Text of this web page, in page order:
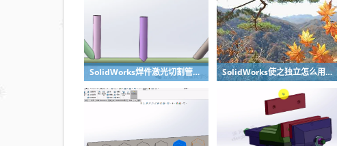
SolidWorks焊件激光切割管口对接无干涉处理方法，不需要坡口 SolidWorks使之独立怎么用？溪风一个视频教会你